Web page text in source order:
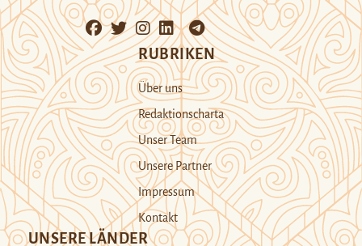
RUBRIKEN
Über uns
Redaktionscharta
Unser Team
Unsere Partner
Impressum
Kontakt
UNSERE LÄNDER